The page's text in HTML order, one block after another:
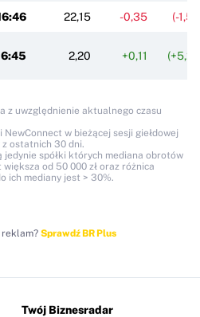
22,15 -0,35 (-
2,20 +0,11
z uwzględnienie aktualnego czasu
w bieżącej sesji giełdowej
ostatnich 30 dni.
spółki których mediana obrotów
od 50 000 zł oraz różnica
ich mediany jest > 30%.
reklam? Sprawdź BR Plus
Twój Biznesradar